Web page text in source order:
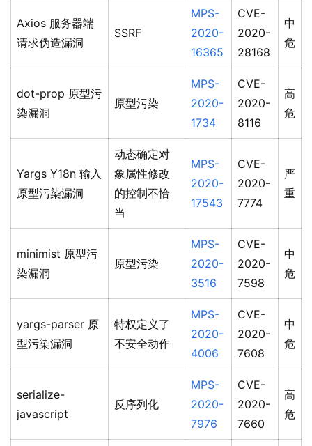
Axios 服务器端
请求伪造漏洞
SSRF
MPS-
2020-
16365
CVE-
2020-
28168
中
危
dot-prop 原型污
染漏洞
原型污染
MPS-
2020-
1734
CVE-
2020-
8116
高
危
Yargs Y18n 输入
原型污染漏洞
动态确定对
象属性修改
的控制不恰
当
MPS-
2020-
17543
CVE-
2020-
7774
严
重
minimist 原型污
染漏洞
原型污染
MPS-
2020-
3516
CVE-
2020-
7598
中
危
yargs-parser 原
型污染漏洞
特权定义了
不安全动作
MPS-
2020-
4006
CVE-
2020-
7608
中
危
serialize-
javascript
反序列化
MPS-
2020-
7976
CVE-
2020-
7660
高
危